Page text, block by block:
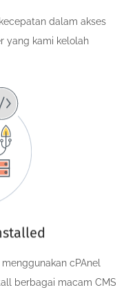
dalam akses
yang kami kelolah
cPAnel
berbagai macam CMS